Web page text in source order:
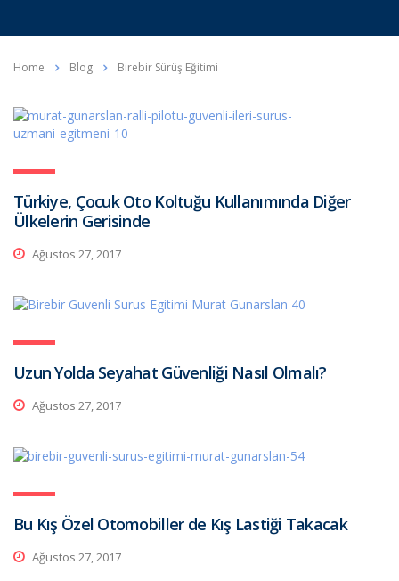
Home Blog Birebir Sürüş Eğitimi
Türkiye, Çocuk Oto Koltuğu Kullanımında Diğer
Ülkelerin Gerisinde
Ağustos 27, 2017
Uzun Yolda Seyahat Güvenliği Nasıl Olmalı?
Ağustos 27, 2017
Bu Kış Özel Otomobiller de Kış Lastiği Takacak
Ağustos 27, 2017